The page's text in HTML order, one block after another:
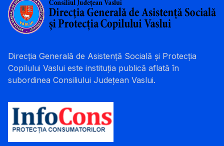
Direcția Generală de Asistență Socială și Protecția
Copilului Vaslui este instituția publică aflată în
subordinea Consiliului Județean Vaslui.